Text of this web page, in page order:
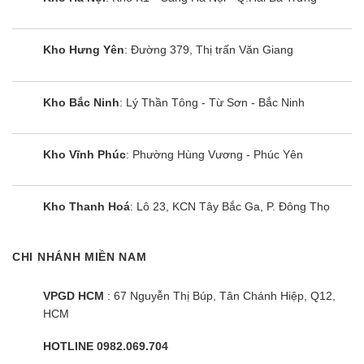
nhiệt độ bằng những câu lệnh đơn giản nhờ được
ứng dụng công nghệ thông minh giúp người dùng
có thể điều khiển điều hòa bằng điện thoại di động
Kho Hưng Yên: Đường 379, Thị trấn Văn Giang
Kho Bắc Ninh: Lý Thần Tông - Từ Sơn - Bắc Ninh
Kho Vĩnh Phúc: Phường Hùng Vương - Phúc Yên
Kho Thanh Hoá: Lô 23, KCN Tây Bắc Ga, P. Đông Thọ
CHI NHÁNH MIỀN NAM
VPGD HCM : 67 Nguyễn Thị Búp, Tân Chánh Hiệp, Q12,
HCM
HOTLINE 0982.069.704